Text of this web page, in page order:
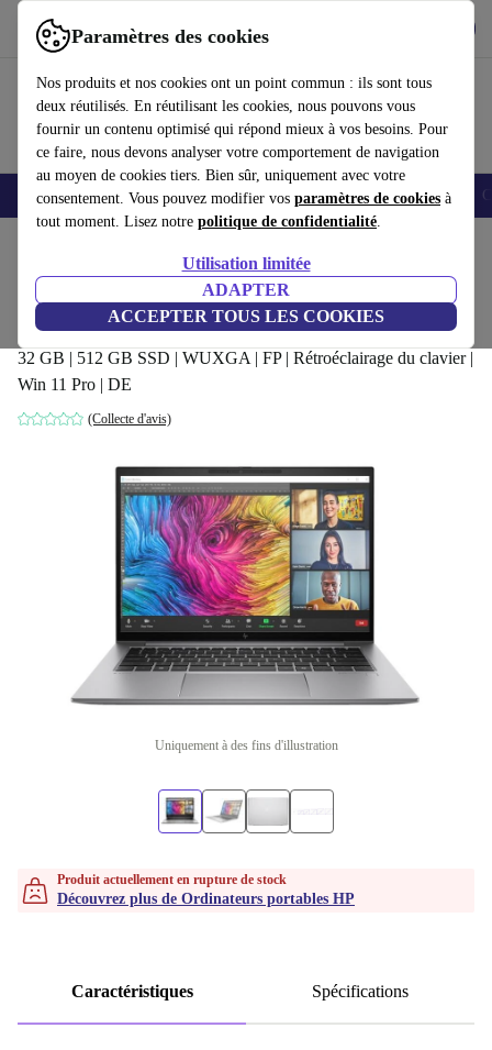
Paramètres des cookies
Nos produits et nos cookies ont un point commun : ils sont tous
deux réutilisés. En réutilisant les cookies, nous pouvons vous
fournir un contenu optimisé qui répond mieux à vos besoins. Pour
ce faire, nous devons analyser votre comportement de navigation
au moyen de cookies tiers. Bien sûr, uniquement avec votre
consentement. Vous pouvez modifier vos paramètres de cookies à
tout moment. Lisez notre politique de confidentialité.
Utilisation limitée
ADAPTER
ACCEPTER TOUS LES COOKIES
Utilisez refurbed rapidement et facilement
Smartphones Laptops Tablettes Montres connectées Accessoires
HP ZBook Firefly 14 G11 | Core Ultra 7
165H | 14-pouces
32 GB | 512 GB SSD | WUXGA | FP | Rétroéclairage du clavier |
Win 11 Pro | DE
(Collecte d'avis)
Uniquement à des fins d'illustration
Produit actuellement en rupture de stock
Découvrez plus de Ordinateurs portables HP
Caractéristiques Spécifications